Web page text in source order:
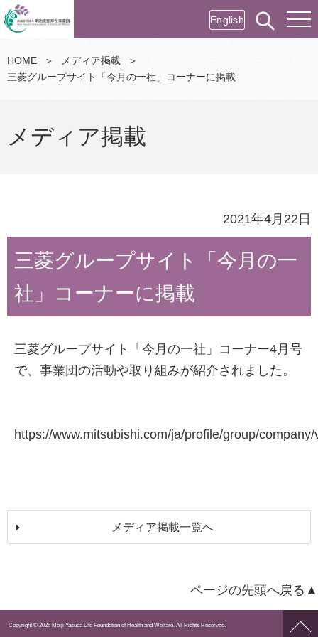
English
HOME ＞ メディア掲載
＞
三菱グループサイト「今月の一社」コーナーに掲載
メディア掲載
2021年4月22日
三菱グループサイト「今月の一
社」コーナーに掲載
三菱グループサイト「今月の一社」コーナー4月号
で、事業団の活動や取り組みが紹介されました。
https://www.mitsubishi.com/ja/profile/group/
メディア掲載一覧へ
ページの先頭へ戻る▲
ペー
Copyright © 2026 Meiji Yasuda Life Foundation of Health and Welfare. All Rights Reserved.